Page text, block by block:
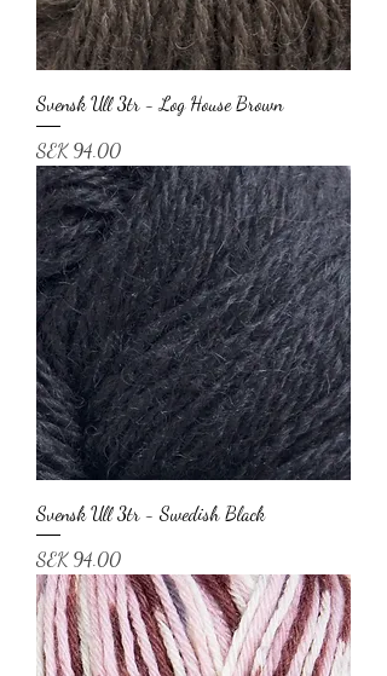
Svensk Ull 3tr - Log House Brown
Price
SEK 94.00
Svensk Ull 3tr - Swedish Black
Price
SEK 94.00